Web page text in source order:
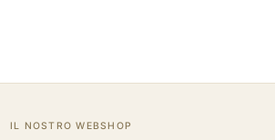
IL NOSTRO WEBSHOP